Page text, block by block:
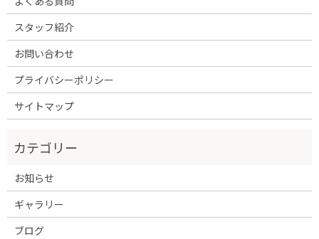
スタッフ紹介
お問い合わせ
プライバシーポリシー
サイトマップ
お知らせ
ギャラリー
ブログ